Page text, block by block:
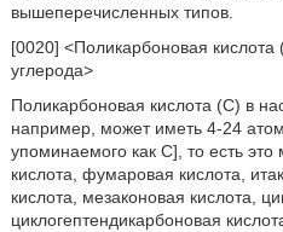
вышеперечисленных типов.
[0020] <Поликарбоновая
углерода>
Поликарбоновая кислота (C) в
например, может иметь 4-24
упоминаемого как C], то есть
кислота, фумаровая кислота,
кислота, мезаконовая кислота,
циклогептендикарбоновая